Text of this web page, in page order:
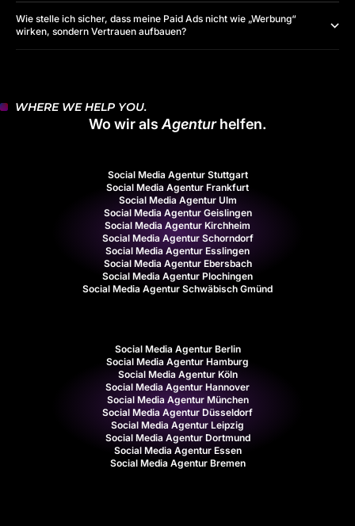
Wie stelle ich sicher, dass meine Paid Ads nicht wie „Werbung“
wirken, sondern Vertrauen aufbauen?
WHERE WE HELP YOU.
Wo wir alsAgenturhelfen.
Social Media Agentur Stuttgart
Social Media Agentur Frankfurt
Social Media Agentur Ulm
Social Media Agentur Geislingen
Social Media Agentur Kirchheim
Social Media Agentur Schorndorf
Social Media Agentur Esslingen
Social Media Agentur Ebersbach
Social Media Agentur Plochingen
Social Media Agentur Schwäbisch Gmünd
Social Media Agentur Berlin
Social Media Agentur Hamburg
Social Media Agentur Köln
Social Media Agentur Hannover
Social Media Agentur München
Social Media Agentur Düsseldorf
Social Media Agentur Leipzig
Social Media Agentur Dortmund
Social Media Agentur Essen
Social Media Agentur Bremen